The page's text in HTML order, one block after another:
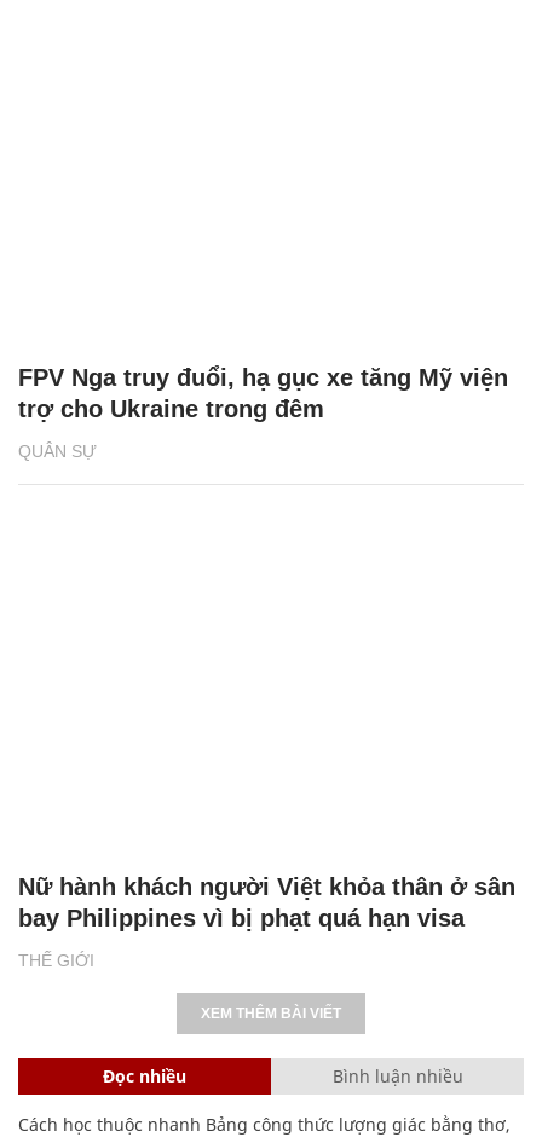
QUÂN SỰ
FPV Nga truy đuổi, hạ gục xe tăng Mỹ viện
trợ cho Ukraine trong đêm
THẾ GIỚI
Nữ hành khách người Việt khỏa thân ở sân
bay Philippines vì bị phạt quá hạn visa
XEM THÊM BÀI VIẾT
Đọc nhiều Bình luận nhiều
Cách học thuộc nhanh Bảng công thức lượng giác bằng thơ,